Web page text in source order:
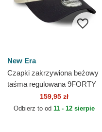
New Era
Czapki zakrzywiona beżowy
taśma regulowana 9FORTY
World Series New York
Yankees MLB New Era
159,95 zł
Odbierz to od 11 - 12 sierpie